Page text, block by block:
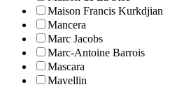
Maison Francis Kurkdjian
Mancera
Marc Jacobs
Marc-Antoine Barrois
Mascara
Mavellin